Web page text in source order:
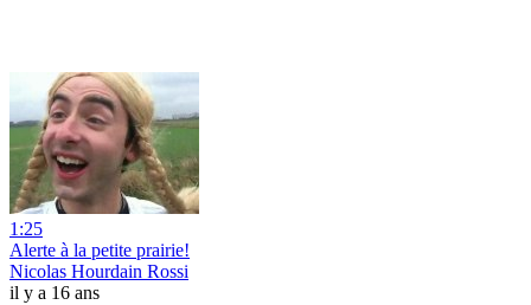
1:25
Alerte à la petite prairie!
Nicolas Hourdain Rossi
il y a 16 ans